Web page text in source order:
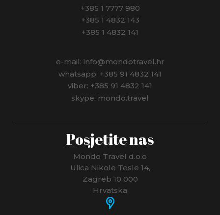
+385 1 7777 980
+385 1 4832 143
+385 1 4832 141
e-mail: info@mondotravel.hr
whatsapp: +385 91 4832 141
viber: +385 91 4832 141
skype: mondo.travel
Posjetite nas
Mondo Travel d.o.o
Ulica Nikole Tesle 14,
Zagreb 10 000
Hrvatska